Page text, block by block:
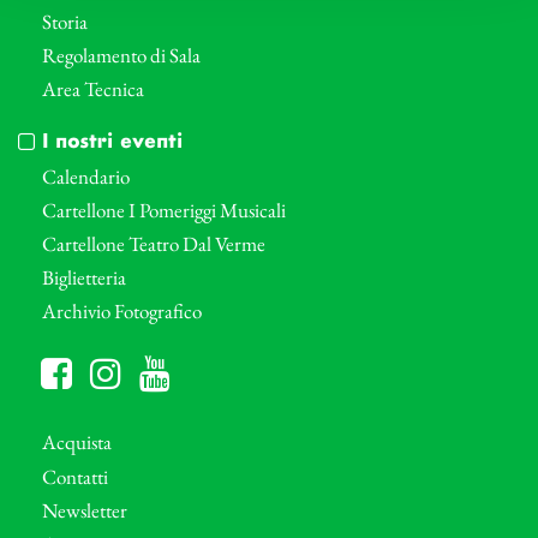
Storia
Regolamento di Sala
Area Tecnica
I nostri eventi
Calendario
Cartellone I Pomeriggi Musicali
Cartellone Teatro Dal Verme
Biglietteria
Archivio Fotografico
Acquista
Contatti
Newsletter